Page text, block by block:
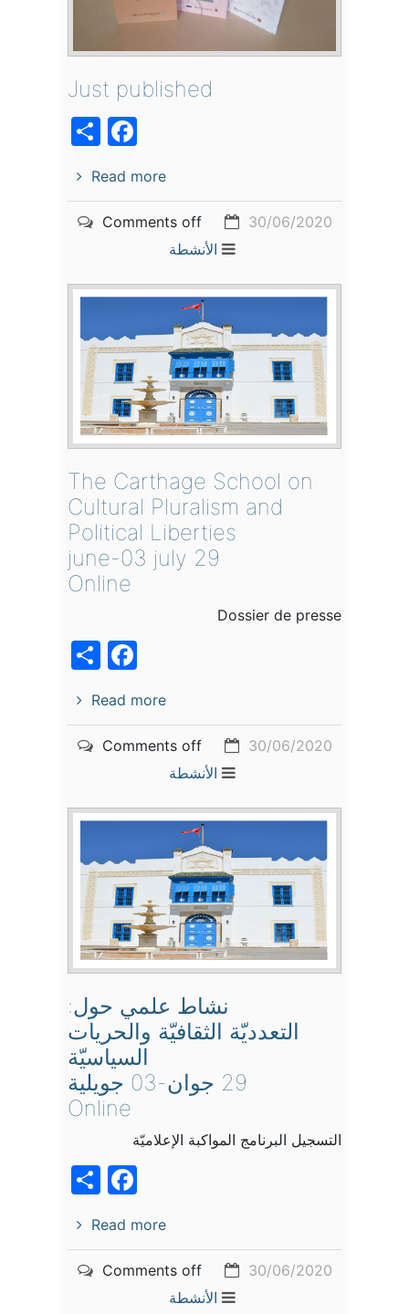
Just published
Read more
30/06/2020
Comments off
الأنشطة
The Carthage School on
Cultural Pluralism and
Political Liberties
29 june-03 july
Online
Dossier de presse
Read more
30/06/2020
Comments off
الأنشطة
نشاط علمي حول:
التعدديّة الثقافيّة والحريات
السياسيّة
29 جوان-03 جويلية
Online
التسجيل البرنامج المواكبة الإعلاميّة
Read more
30/06/2020
Comments off
الأنشطة